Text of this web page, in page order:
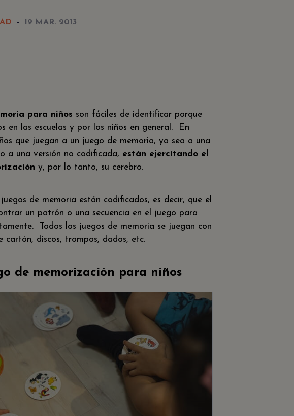
19 MAR. 2013
para niños son fáciles de identificar porque
en las escuelas y por los niños en general. En
que juegan a un juego de memoria, ya sea a una
a una versión no codificada, están ejercitando el
y, por lo tanto, su cerebro.
de memoria están codificados, es decir, que el
un patrón o una secuencia en el juego para
Todos los juegos de memoria se juegan con
cartón, discos, trompos, dados, etc.
de memorización para niños